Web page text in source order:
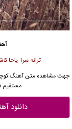
ترانه سرا: یاحا
مستقیم
دانلود